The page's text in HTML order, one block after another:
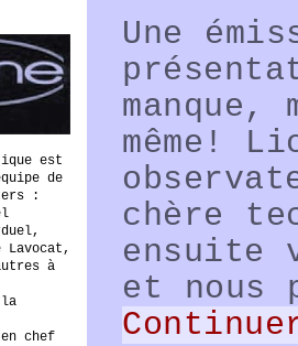
Une
même!
chère
ensuite
et nous
est
de
:
à
la
chef